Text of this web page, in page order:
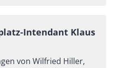
Intendant Klaus
von Wilfried Hiller,